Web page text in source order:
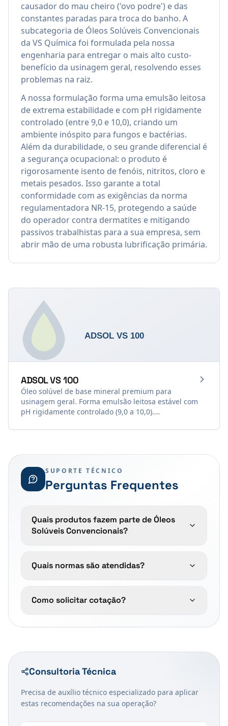
causador do mau cheiro ('ovo podre') e das
constantes paradas para troca do banho. A
subcategoria de Óleos Solúveis Convencionais
da VS Química foi formulada pela nossa
engenharia para entregar o mais alto custo-
benefício da usinagem geral, resolvendo esses
problemas na raiz.
A nossa formulação forma uma emulsão leitosa
de extrema estabilidade e com pH rigidamente
controlado (entre 9,0 e 10,0), criando um
ambiente inóspito para fungos e bactérias.
Além da durabilidade, o seu grande diferencial é
a segurança ocupacional: o produto é
rigorosamente isento de fenóis, nitritos, cloro e
metais pesados. Isso garante a total
conformidade com as exigências da norma
regulamentadora NR-15, protegendo a saúde
do operador contra dermatites e mitigando
passivos trabalhistas para a sua empresa, sem
abrir mão de uma robusta lubrificação primária.
ADSOL VS 100
Óleo solúvel de base mineral premium para
usinagem geral. Forma emulsão leitosa estável com
pH rigidamente controlado (9,0 a 10,0).
metais pesados. Indicado para torneamento,
todos os tipos de metais.
SUPORTE TÉCNICO
Perguntas Frequentes
Quais produtos fazem parte de Óleos
Solúveis Convencionais?
Quais normas são atendidas?
Como solicitar cotação?
Consultoria Técnica
Precisa de auxílio técnico especializado para aplicar
estas recomendações na sua operação?